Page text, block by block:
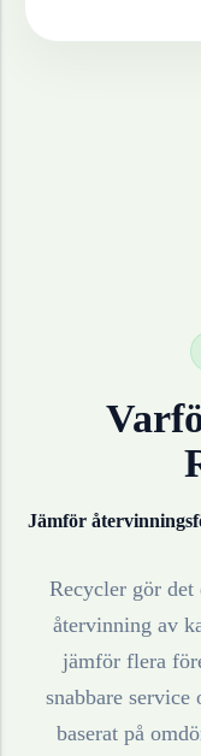
Jämför
Recycler gör
återvinning av
jämför flera
snabbare
baserat på